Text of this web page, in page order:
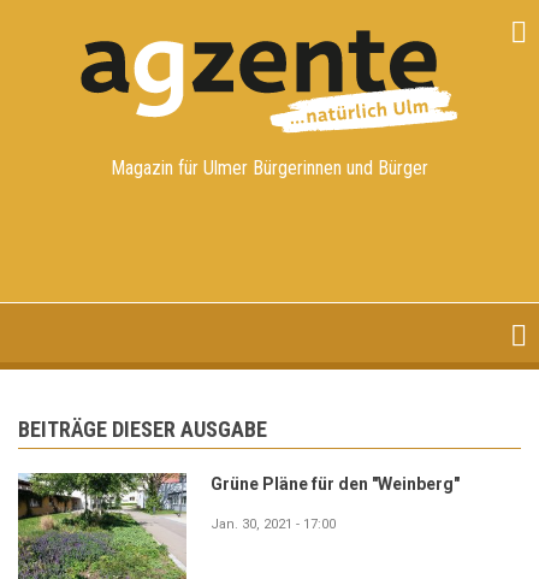
Magazin für Ulmer Bürgerinnen und Bürger
BEITRÄGE DIESER AUSGABE
Grüne Pläne für den "Weinberg"
Jan. 30, 2021 - 17:00